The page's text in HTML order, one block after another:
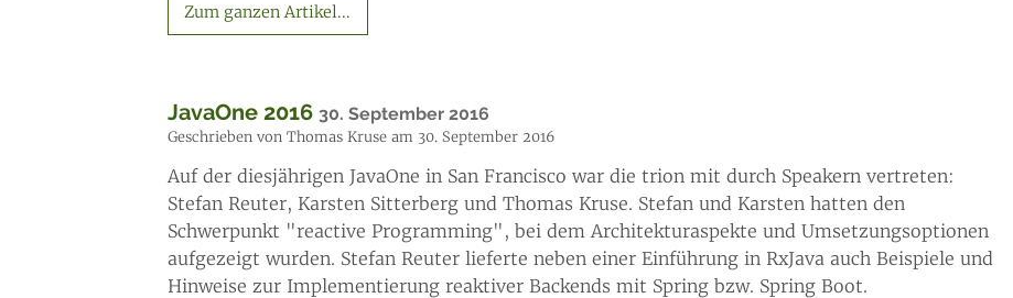
Zum ganzen Artikel...
JavaOne 2016 30. September 2016
Geschrieben von Thomas Kruse am 30. September 2016
Auf der diesjährigen JavaOne in San Francisco war die trion mit durch Speakern vertreten:
Stefan Reuter, Karsten Sitterberg und Thomas Kruse. Stefan und Karsten hatten den
Schwerpunkt "reactive Programming", bei dem Architekturaspekte und Umsetzungsoptionen
aufgezeigt wurden. Stefan Reuter lieferte neben einer Einführung in RxJava auch Beispiele und
Hinweise zur Implementierung reaktiver Backends mit Spring bzw. Spring Boot.